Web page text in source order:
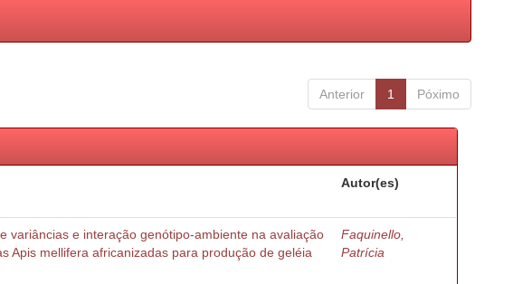
Anterior 1 Póximo
Autor(es)
variâncias e interação genótipo-ambiente na avaliação
Apis mellifera africanizadas para produção de geléia
Faquinello,
Patrícia